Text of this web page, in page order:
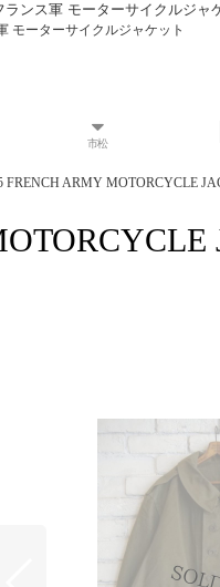
ンス軍 モーターサイクルジャ
モーターサイクルジャケット
市松
FRENCH ARMY MOTORCYCLE